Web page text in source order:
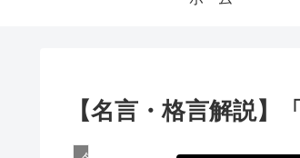
【名言・格言解説